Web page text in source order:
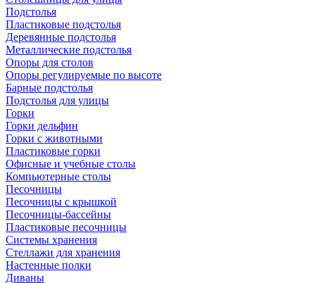
Подстолья
Пластиковые подстолья
Деревянные подстолья
Металлические подстолья
Опоры для столов
Опоры регулируемые по высоте
Барные подстолья
Подстолья для улицы
Горки
Горки дельфин
Горки с животными
Пластиковые горки
Офисные и учебные столы
Компьютерные столы
Песочницы
Песочницы с крышкой
Песочницы-бассейны
Пластиковые песочницы
Системы хранения
Стеллажи для хранения
Настенные полки
Диваны